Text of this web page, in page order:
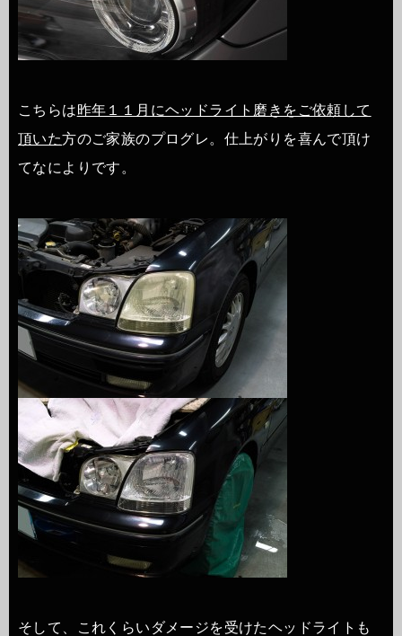
こちらは昨年１１月にヘッドライト磨きをご依頼して
頂いた方のご家族のプログレ。仕上がりを喜んで頂け
てなによりです。
そして、これくらいダメージを受けたヘッドライトも